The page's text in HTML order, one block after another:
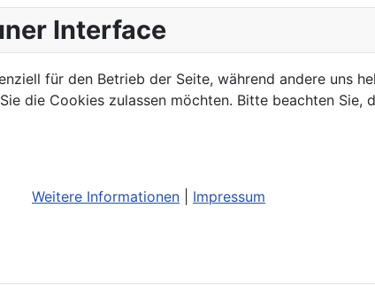
Interface
für den Betrieb der Seite, während andere uns
die Cookies zulassen möchten. Bitte beachten
Weitere Informationen
Impressum